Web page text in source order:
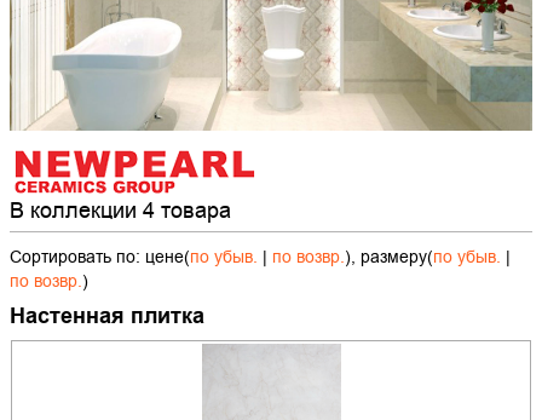
В коллекции 4 товара
Сортировать по: цене(по убыв. | по возвр.), размеру(по убыв. |
по возвр.)
Настенная плитка